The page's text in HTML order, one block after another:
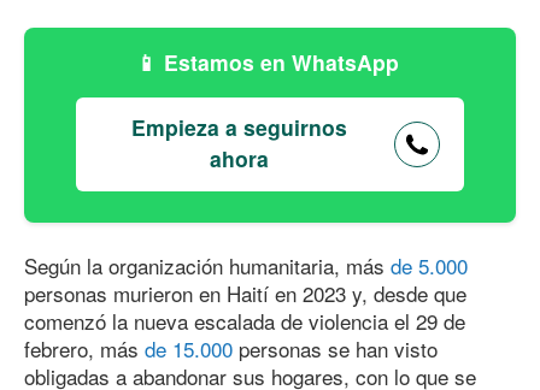
Estamos en WhatsApp
Empieza a seguirnos
ahora
Según la organización humanitaria, más de 5.000
personas murieron en Haití en 2023 y, desde que
comenzó la nueva escalada de violencia el 29 de
febrero, más de 15.000 personas se han visto
obligadas a abandonar sus hogares, con lo que se